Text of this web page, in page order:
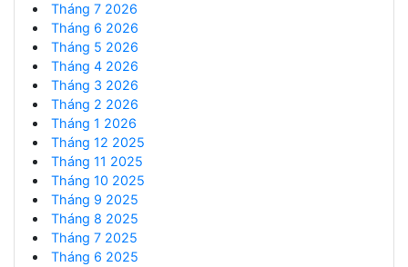
Tháng 7 2026
Tháng 6 2026
Tháng 5 2026
Tháng 4 2026
Tháng 3 2026
Tháng 2 2026
Tháng 1 2026
Tháng 12 2025
Tháng 11 2025
Tháng 10 2025
Tháng 9 2025
Tháng 8 2025
Tháng 7 2025
Tháng 6 2025